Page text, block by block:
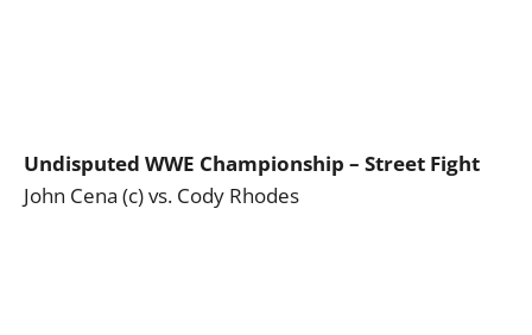
Undisputed WWE Championship – Street Fight
John Cena (c) vs. Cody Rhodes